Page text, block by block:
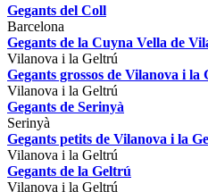
Gegants del Coll
Barcelona
Gegants de la Cuyna Vella de
Vilanova i la Geltrú
Gegants grossos de Vilanova i la
Vilanova i la Geltrú
Gegants de Serinyà
Serinyà
Gegants petits de Vilanova i la
Vilanova i la Geltrú
Gegants de la Geltrú
Vilanova i la Geltrú